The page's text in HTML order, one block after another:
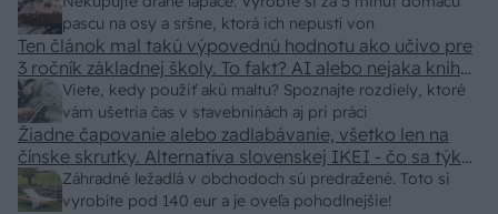
pascu na osy a sršne, ktorá ich nepustí von
Viete, kedy použiť akú maltu? Spoznajte rozdiely, ktoré
vám ušetria čas v stavebninách aj pri práci
Ten článok mal takú výpovednú hodnotu ako učivo pre
3 ročník základnej školy. To fakt? AI alebo nejaka kniha
z VŠ? Dnešné rychlotvrdnuce malty - pevnosť 40 Mpa a
doba schnutia tak 15 minut , k tomu vodotesné s
kryštálikou. A rozdiel - schnutie a zretie. Nič?
Záhradné ležadlá v obchodoch sú predražené. Toto si
vyrobíte pod 140 eur a je oveľa pohodlnejšie!
Žiadne čapovanie alebo zadlabávanie, všetko len na
čínske skrutky. Alternatíva slovenskej IKEI - čo sa týka
pevnosti. Autor si nedal veľa námahy s remeselným
spracovaním, škoda. No lepšie než ten odpad z DTD